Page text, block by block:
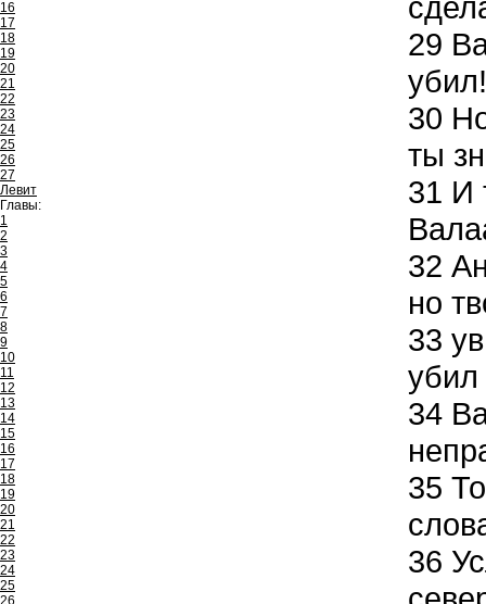
16
17
18
19
20
21
22
23
24
25
26
27
Левит
Главы:
1
2
3
4
5
6
7
8
9
10
11
12
13
14
15
16
17
18
19
20
21
22
23
24
25
26
29
30
ты
31 И
32
но
33
убил
34
35
36